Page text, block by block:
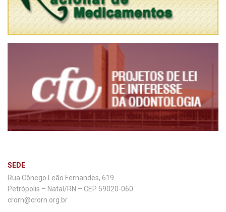
SEDE
Rua Cônego Leão Fernandes, 619
Petrópolis – Natal/RN – CEP 59020-060
crorn@crorn.org.br